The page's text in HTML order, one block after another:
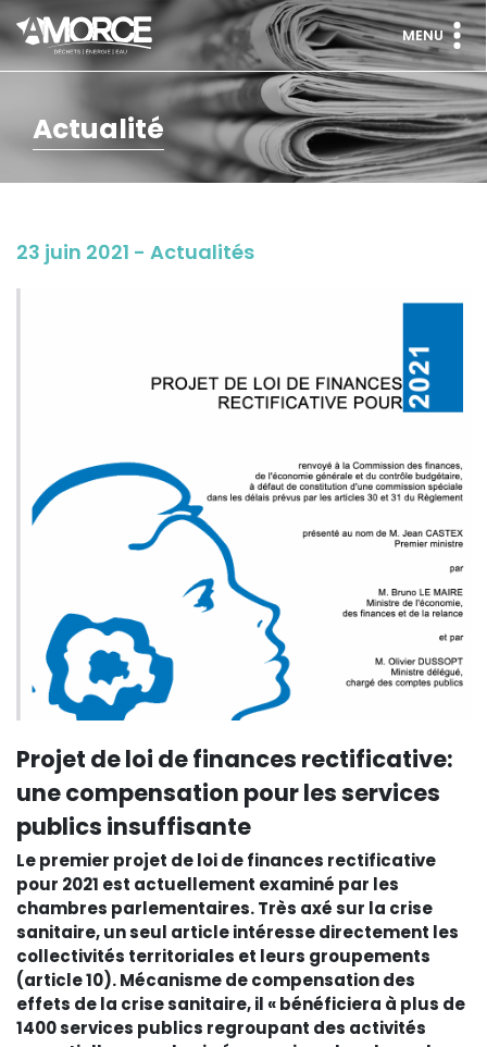
MENU
Actualité
23 juin 2021 - Actualités
Projet de loi de finances rectificative:
une compensation pour les services
publics insuffisante
Le premier projet de loi de finances rectificative
pour 2021 est actuellement examiné par les
chambres parlementaires. Très axé sur la crise
sanitaire, un seul article intéresse directement les
collectivités territoriales et leurs groupements
(article 10). Mécanisme de compensation des
effets de la crise sanitaire, il « bénéficiera à plus de
1400 services publics regroupant des activités